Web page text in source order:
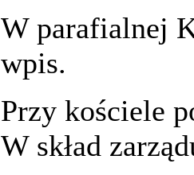
W parafialnej
wpis.
Przy kościele
W skład